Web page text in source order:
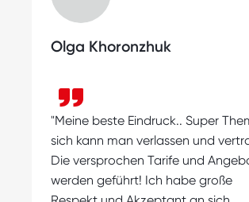
Olga Khoronzhuk
"Meine beste Eindruck.. Super
sich kann man verlassen und
Die versprochen Tarife und
werden geführt! Ich habe große